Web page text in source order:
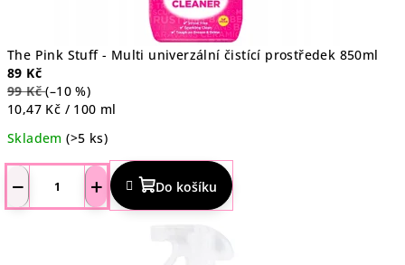
The Pink Stuff - Multi univerzální čistící prostředek 850ml
89 Kč
99 Kč (–10 %)
Měrná
10,47 Kč / 100 ml
Skladem(>5 ks)
hodnocení
produktu
je
+
− Do košíku